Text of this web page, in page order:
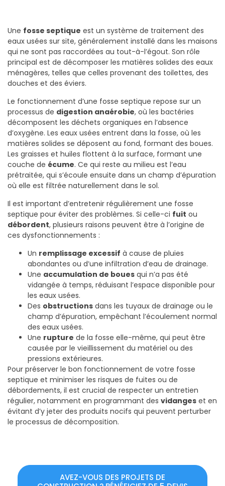
Une fosse septique est un système de traitement des
eaux usées sur site, généralement installé dans les maisons
qui ne sont pas raccordées au tout-à-l’égout. Son rôle
principal est de décomposer les matières solides des eaux
ménagères, telles que celles provenant des toilettes, des
douches et des éviers.
Le fonctionnement d’une fosse septique repose sur un
processus de digestion anaérobie, où les bactéries
décomposent les déchets organiques en l’absence
d’oxygène. Les eaux usées entrent dans la fosse, où les
matières solides se déposent au fond, formant des boues.
Les graisses et huiles flottent à la surface, formant une
couche de écume. Ce qui reste au milieu est l’eau
prétraitée, qui s’écoule ensuite dans un champ d’épuration
où elle est filtrée naturellement dans le sol.
Il est important d’entretenir régulièrement une fosse
septique pour éviter des problèmes. Si celle-ci fuit ou
débordent, plusieurs raisons peuvent être à l’origine de
ces dysfonctionnements :
Un remplissage excessif à cause de pluies
abondantes ou d’une infiltration d’eau de drainage.
Une accumulation de boues qui n’a pas été
vidangée à temps, réduisant l’espace disponible pour
les eaux usées.
Des obstructions dans les tuyaux de drainage ou le
champ d’épuration, empêchant l’écoulement normal
des eaux usées.
Une rupture de la fosse elle-même, qui peut être
causée par le vieillissement du matériel ou des
pressions extérieures.
Pour préserver le bon fonctionnement de votre fosse
septique et minimiser les risques de fuites ou de
débordements, il est crucial de respecter un entretien
régulier, notamment en programmant des vidanges et en
évitant d’y jeter des produits nocifs qui peuvent perturber
le processus de décomposition.
AVEZ-VOUS DES PROJETS DE